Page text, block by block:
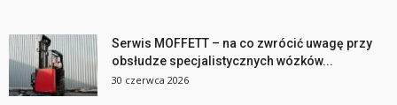
Serwis MOFFETT – na co zwrócić uwagę przy
obsłudze specjalistycznych wózków...
30 czerwca 2026